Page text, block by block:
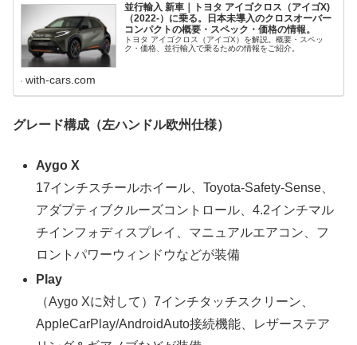
並行輸入 新車｜トヨタ アイゴクロス（アイゴX)
（2022-）に乗る。日本未導入のクロスオーバー
コンパクトの概要・スペック・価格の情報。
トヨタ アイゴクロス（アイゴX）を解説。概要・スペッ
ク・価格、並行輸入で乗るための情報をご紹介。
with-cars.com
グレード構成（左ハンドル欧州仕様）
Aygo X
17インチスチールホイール、Toyota-Safety-Sense、
アダプティブクルーズコントロール、4.2インチマル
チインフォディスプレイ、マニュアルエアコン、フ
ロントパワーウィンドウなどが装備
Play
（Aygo Xに対して）7インチタッチスクリーン、
AppleCarPlay/AndroidAuto接続機能、レザーステア